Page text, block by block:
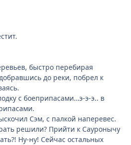
быстро перебирая
до реки, побрел к
с боеприпасами…э-э-э.. в
Сэм, с палкой наперевес.
решили? Прийти к Сауронычу
Ну-ну! Сейчас остальных